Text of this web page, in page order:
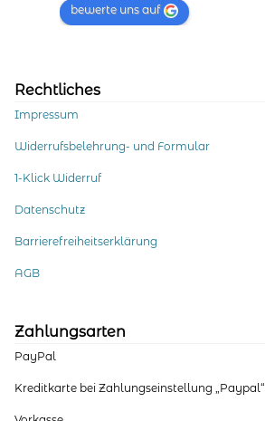
bewerte uns auf
Rechtliches
Impressum
Widerrufsbelehrung- und Formular
1-Klick Widerruf
Datenschutz
Barrierefreiheitserklärung
AGB
Zahlungsarten
PayPal
Kreditkarte bei Zahlungseinstellung „Paypal“